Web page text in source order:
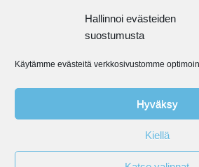
Hallinnoi evästeiden
suostumusta
Käytämme evästeitä verkkosivustomme
Hyväksy
Kiellä
toimisto@kotitalousopettajat.fi
Tarkko Nuutinen
© Kotitalousopettajien liitto ry. Aineiston